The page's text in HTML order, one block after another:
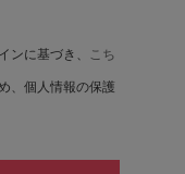
ンに基づき、 こち
、個人情報の保護